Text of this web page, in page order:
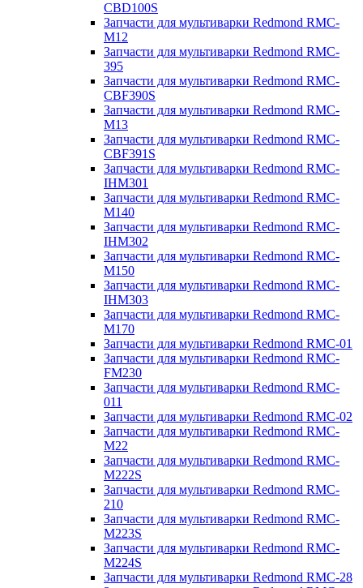
CBD100S
Запчасти для мультиварки Redmond RMC-
M12
Запчасти для мультиварки Redmond RMC-
395
Запчасти для мультиварки Redmond RMC-
CBF390S
Запчасти для мультиварки Redmond RMC-
M13
Запчасти для мультиварки Redmond RMC-
CBF391S
Запчасти для мультиварки Redmond RMC-
IHM301
Запчасти для мультиварки Redmond RMC-
M140
Запчасти для мультиварки Redmond RMC-
IHM302
Запчасти для мультиварки Redmond RMC-
M150
Запчасти для мультиварки Redmond RMC-
IHM303
Запчасти для мультиварки Redmond RMC-
M170
Запчасти для мультиварки Redmond RMC-01
Запчасти для мультиварки Redmond RMC-
FM230
Запчасти для мультиварки Redmond RMC-
011
Запчасти для мультиварки Redmond RMC-02
Запчасти для мультиварки Redmond RMC-
M22
Запчасти для мультиварки Redmond RMC-
M222S
Запчасти для мультиварки Redmond RMC-
210
Запчасти для мультиварки Redmond RMC-
M223S
Запчасти для мультиварки Redmond RMC-
M224S
Запчасти для мультиварки Redmond RMC-28